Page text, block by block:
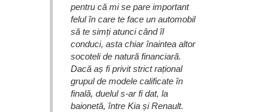
pentru că mi se pare important
felul în care te face un automobil
să te simți atunci când îl
conduci, asta chiar înaintea altor
socoteli de natură financiară.
Dacă aș fi privit strict rațional
grupul de modele calificate în
finală, duelul s-ar fi dat, la
baionetă, între Kia și Renault.